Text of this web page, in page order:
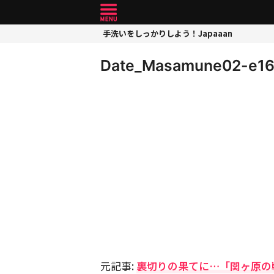
手洗いをしっかりしよう！Japaaan
Date_Masamune02-
元記事: 裏切りの果てに…「関ヶ原